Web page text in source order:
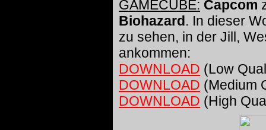
GAMECUBE: Capcom
Biohazard. In dieser
zu sehen, in der Jill,
ankommen:
DOWNLOAD (Low
DOWNLOAD (Medium
DOWNLOAD (High